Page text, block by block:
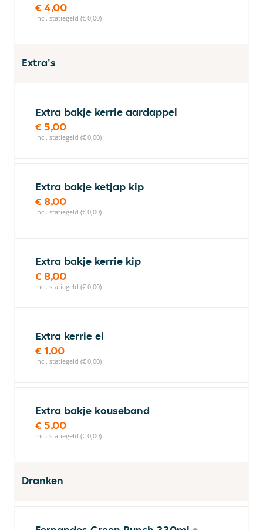
€ 4,00
incl. statiegeld (€ 0,00)
Extra's
Extra bakje kerrie aardappel
€ 5,00
incl. statiegeld (€ 0,00)
Extra bakje ketjap kip
€ 8,00
incl. statiegeld (€ 0,00)
Extra bakje kerrie kip
€ 8,00
incl. statiegeld (€ 0,00)
Extra kerrie ei
€ 1,00
incl. statiegeld (€ 0,00)
Extra bakje kouseband
€ 5,00
incl. statiegeld (€ 0,00)
Dranken